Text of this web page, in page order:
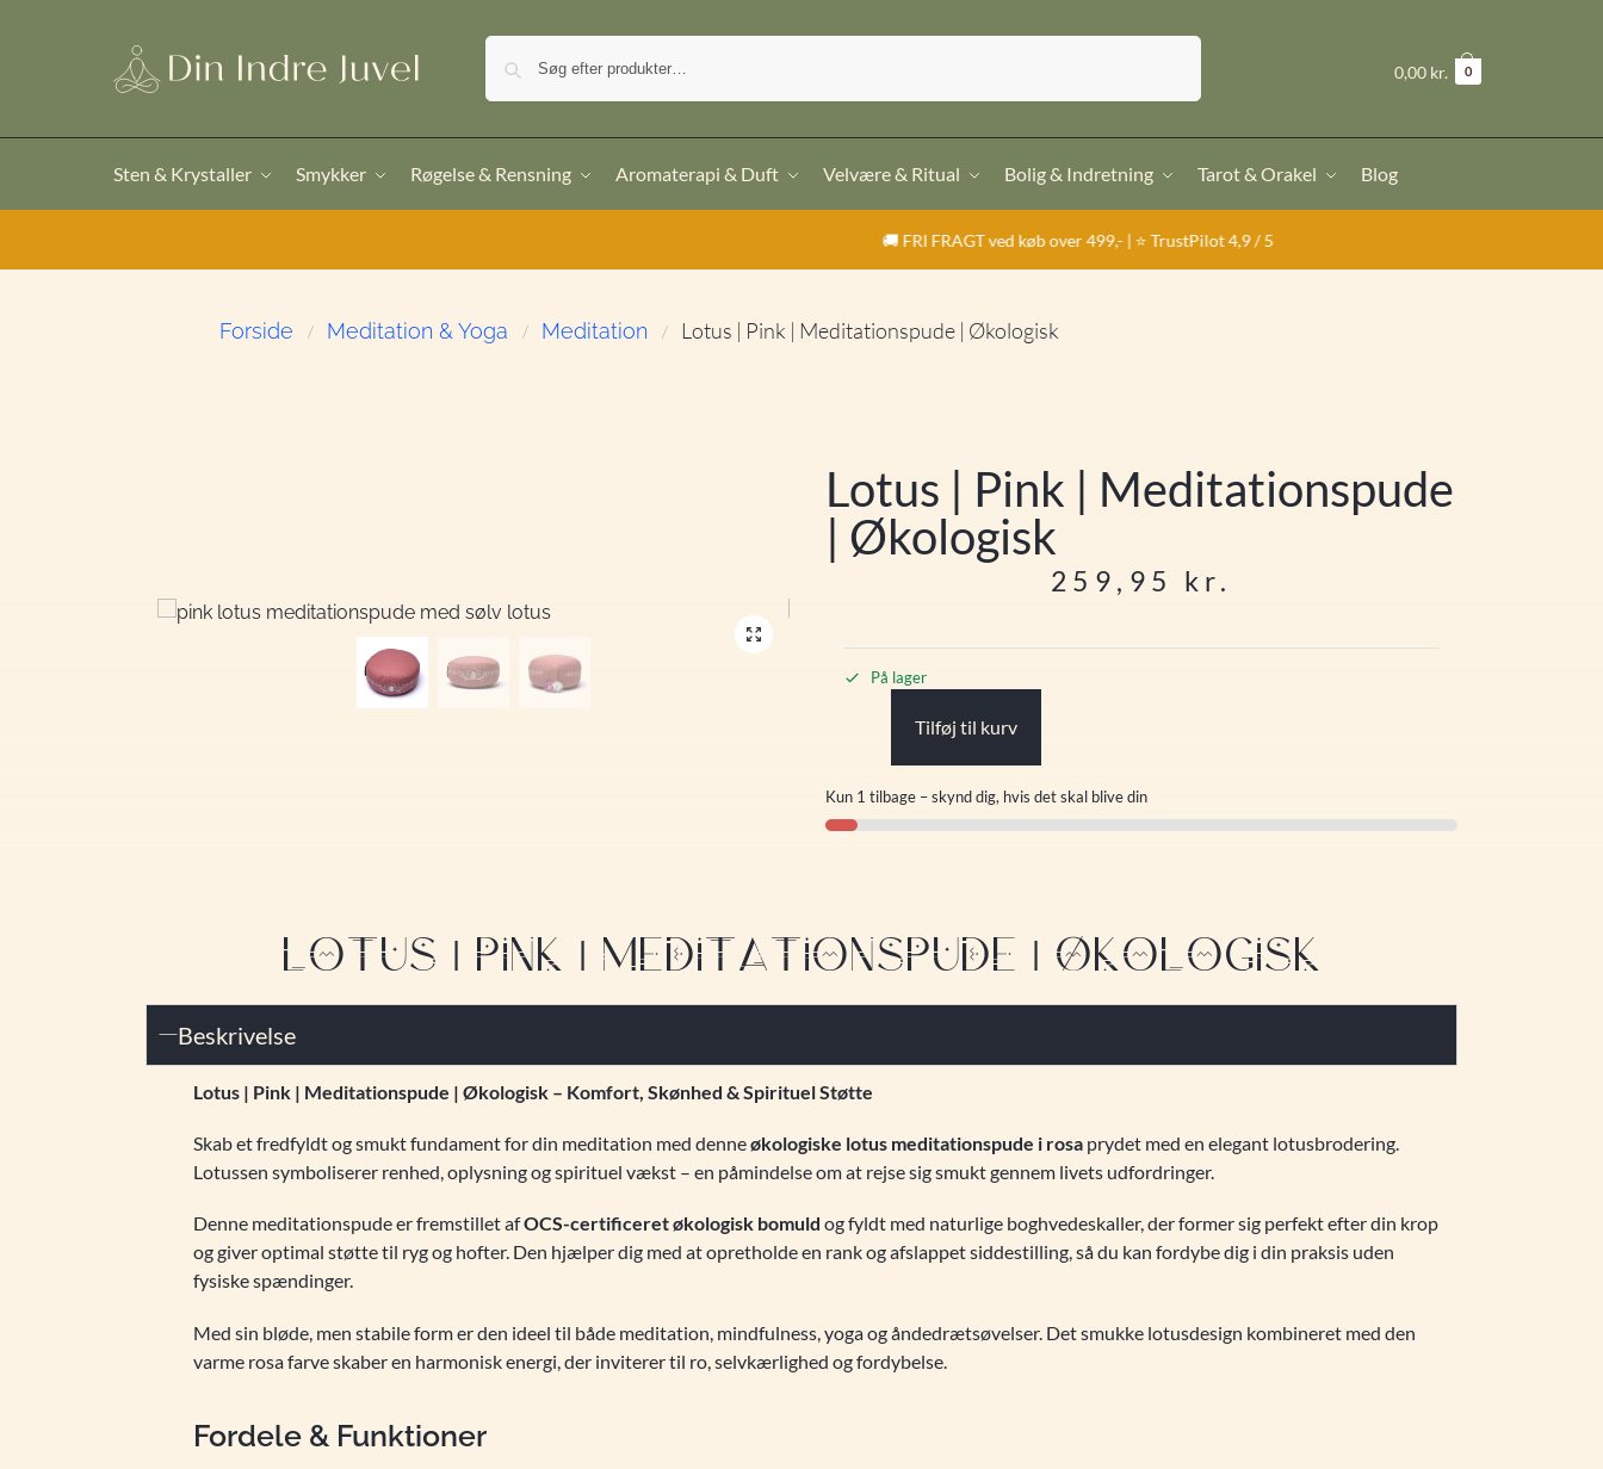
0,00 kr. 0
Sten & Krystaller Smykker Røgelse & Rensning Aromaterapi & Duft Velvære & Ritual Bolig & Indretning Tarot & Orakel Blog
🚚 FRI FRAGT ved køb over 499,- | ⭐ TrustPilot 4,9 / 5
Forside / Meditation & Yoga / Meditation / Lotus | Pink | Meditationspude | Økologisk
Lotus | Pink | Meditationspude
| Økologisk
259,95 kr.
På lager
Tilføj til kurv
Kun 1 tilbage – skynd dig, hvis det skal blive din
LOTUS | PINK | MEDITATIONSPUDE | ØKOLOGISK
Beskrivelse
Lotus | Pink | Meditationspude | Økologisk – Komfort, Skønhed & Spirituel Støtte
Skab et fredfyldt og smukt fundament for din meditation med denneøkologiske lotus meditationspude i rosa prydet med en elegant lotusbrodering.
Lotussen symboliserer renhed, oplysning og spirituel vækst – en påmindelse om at rejse sig smukt gennem livets udfordringer.
Denne meditationspude er fremstillet afOCS-certificeret økologisk bomuld og fyldt med naturlige boghvedeskaller, der former sig perfekt efter din krop
og giver optimal støtte til ryg og hofter. Den hjælper dig med at opretholde en rank og afslappet siddestilling, så du kan fordybe dig i din praksis uden
fysiske spændinger.
Med sin bløde, men stabile form er den ideel til både meditation, mindfulness, yoga og åndedrætsøvelser. Det smukke lotusdesign kombineret med den
varme rosa farve skaber en harmonisk energi, der inviterer til ro, selvkærlighed og fordybelse.
Fordele & Funktioner